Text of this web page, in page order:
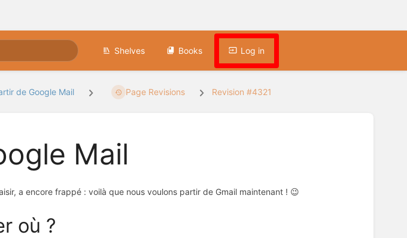
Shelves Books Log in
de Google Mail Page Revisions Revision #4321
Mail
a encore frappé : voilà que nous voulons partir de Gmail maintenant ! 😉
où ?